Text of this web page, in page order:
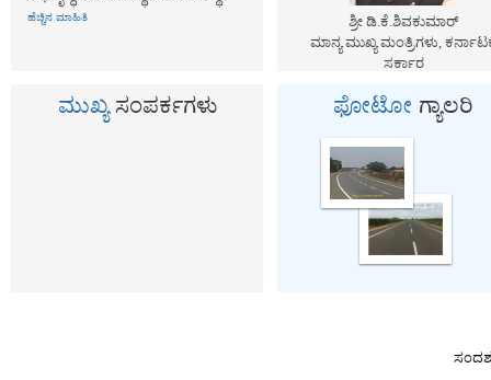
ಹೆಚ್ಚಿನ ಮಾಹಿತಿ
ಶ್ರೀ ಡಿ.ಕೆ.ಶಿವಕುಮಾರ್‌
ಮಾನ್ಯ ಮುಖ್ಯ ಮಂತ್ರಿಗಳು,
ಸರ್ಕಾರ
ಮುಖ್ಯಸಂಪರ್ಕಗಳು ಫೋಟೋ ಗ್ಯಾಲರಿ